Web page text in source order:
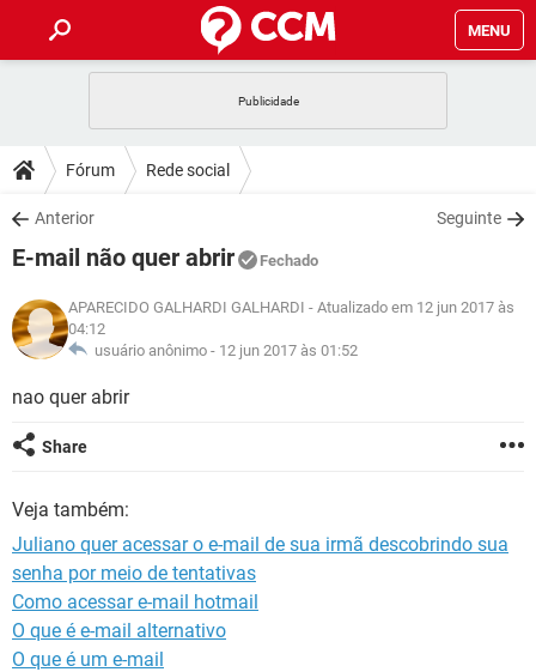
MENU
CELULAR
OUTLOOK
INSTAGRAM GMAIL
GUIA DE COMPRAS
DICAS
JOGOS
INSTAGRAM
GUIA DE COMPRAS
DOWNLOADS
JOGOS WHATSAPP
CELULAR FACEBOOK
OUTLOOK EXCEL
JOGOS
CELULAR FACEBOOK
OUTLOOK
INSTAGRAM
GLOSSÁRIO
INSTAGRAM
GUIA DE COMPRAS
Fórum Rede social
Anterior Seguinte
E-mail não quer abrir Fechado
APARECIDO GALHARDI GALHARDI - Atualizado em 12 jun 2017 às
04:12
usuário anônimo - 12 jun 2017 às 01:52
nao quer abrir
Share
Veja também:
Juliano quer acessar o e-mail de sua irmã descobrindo sua
senha por meio de tentativas
Como acessar e-mail hotmail
O que é e-mail alternativo
O que é um e-mail